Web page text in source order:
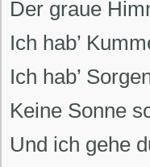
Der graue
Ich hab’
Ich hab’
Keine Sonne
Und ich gehe